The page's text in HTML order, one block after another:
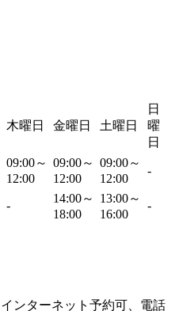
木曜日 金曜日 土曜日
日
曜
日
09:00～
12:00
09:00～
12:00
09:00～
12:00
-
-
14:00～
18:00
13:00～
16:00
-
ンターネット予約可、電話